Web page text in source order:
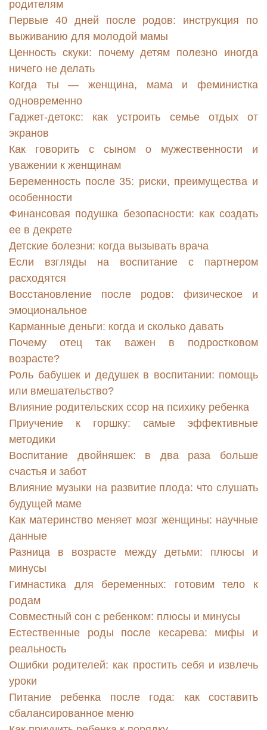
родителям
Первые 40 дней после родов: инструкция по
выживанию для молодой мамы
Ценность скуки: почему детям полезно иногда
ничего не делать
Когда ты — женщина, мама и феминистка
одновременно
Гаджет-детокс: как устроить семье отдых от
экранов
Как говорить с сыном о мужественности и
уважении к женщинам
Беременность после 35: риски, преимущества и
особенности
Финансовая подушка безопасности: как создать
ее в декрете
Детские болезни: когда вызывать врача
Если взгляды на воспитание с партнером
расходятся
Восстановление после родов: физическое и
эмоциональное
Карманные деньги: когда и сколько давать
Почему отец так важен в подростковом
возрасте?
Роль бабушек и дедушек в воспитании: помощь
или вмешательство?
Влияние родительских ссор на психику ребенка
Приучение к горшку: самые эффективные
методики
Воспитание двойняшек: в два раза больше
счастья и забот
Влияние музыки на развитие плода: что слушать
будущей маме
Как материнство меняет мозг женщины: научные
данные
Разница в возрасте между детьми: плюсы и
минусы
Гимнастика для беременных: готовим тело к
родам
Совместный сон с ребенком: плюсы и минусы
Естественные роды после кесарева: мифы и
реальность
Ошибки родителей: как простить себя и извлечь
уроки
Питание ребенка после года: как составить
сбалансированное меню